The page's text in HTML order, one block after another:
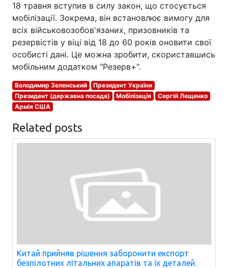
18 травня вступив в силу закон, що стосується
мобілізації. Зокрема, він встановлює вимогу для
всіх військовозобов'язаних, призовників та
резервістів у віці від 18 до 60 років оновити свої
особисті дані. Це можна зробити, скориставшись
мобільним додатком "Резерв+".
Володимир Зеленський
Президент України
Президент (державна посада)
Мобілізація
Сергій Лещенко
Армія США
Related posts
Китай прийняв рішення заборонити експорт
безпілотних літальних апаратів та їх деталей.